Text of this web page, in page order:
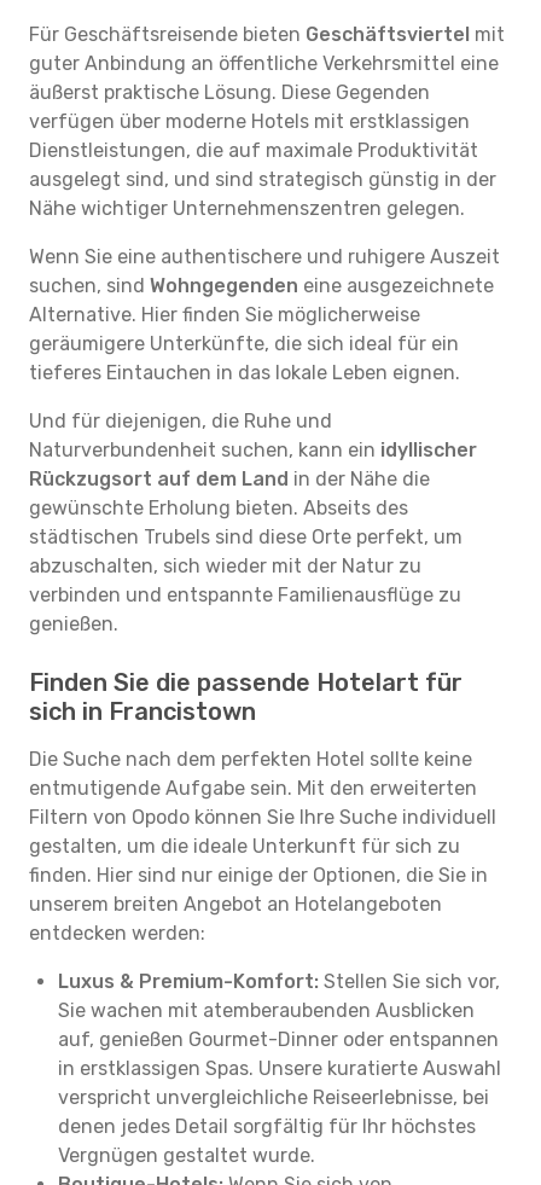
Für Geschäftsreisende bieten Geschäftsviertel mit
guter Anbindung an öffentliche Verkehrsmittel eine
äußerst praktische Lösung. Diese Gegenden
verfügen über moderne Hotels mit erstklassigen
Dienstleistungen, die auf maximale Produktivität
ausgelegt sind, und sind strategisch günstig in der
Nähe wichtiger Unternehmenszentren gelegen.
Wenn Sie eine authentischere und ruhigere Auszeit
suchen, sind Wohngegenden eine ausgezeichnete
Alternative. Hier finden Sie möglicherweise
geräumigere Unterkünfte, die sich ideal für ein
tieferes Eintauchen in das lokale Leben eignen.
Und für diejenigen, die Ruhe und
Naturverbundenheit suchen, kann ein idyllischer
Rückzugsort auf dem Land in der Nähe die
gewünschte Erholung bieten. Abseits des
städtischen Trubels sind diese Orte perfekt, um
abzuschalten, sich wieder mit der Natur zu
verbinden und entspannte Familienausflüge zu
genießen.
Finden Sie die passende Hotelart für
sich in Francistown
Die Suche nach dem perfekten Hotel sollte keine
entmutigende Aufgabe sein. Mit den erweiterten
Filtern von Opodo können Sie Ihre Suche individuell
gestalten, um die ideale Unterkunft für sich zu
finden. Hier sind nur einige der Optionen, die Sie in
unserem breiten Angebot an Hotelangeboten
entdecken werden:
Luxus & Premium-Komfort: Stellen Sie sich vor,
Sie wachen mit atemberaubenden Ausblicken
auf, genießen Gourmet-Dinner oder entspannen
in erstklassigen Spas. Unsere kuratierte Auswahl
verspricht unvergleichliche Reiseerlebnisse, bei
denen jedes Detail sorgfältig für Ihr höchstes
Vergnügen gestaltet wurde.